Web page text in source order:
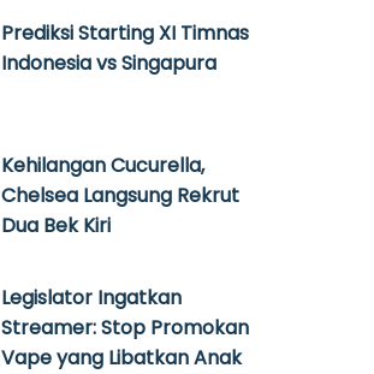
Prediksi Starting XI Timnas
Indonesia vs Singapura
Kehilangan Cucurella,
Chelsea Langsung Rekrut
Dua Bek Kiri
Legislator Ingatkan
Streamer: Stop Promokan
Vape yang Libatkan Anak